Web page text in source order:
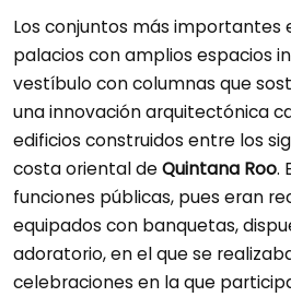
Los conjuntos más importantes
palacios con amplios espacios
vestíbulo con columnas que
una innovación arquitectónica
edificios construidos entre los
costa oriental deQuintana Roo.
funciones públicas, pues eran
equipados con banquetas,
adoratorio, en el que se
celebraciones en la que